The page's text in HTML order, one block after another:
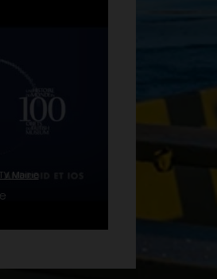
Mairie